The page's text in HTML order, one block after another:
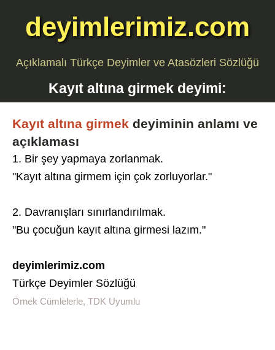
deyimlerimiz.com
Açıklamalı Türkçe Deyimler ve Atasözleri Sözlüğü
Kayıt altına girmek deyimi:
Kayıt altına girmek deyiminin anlamı ve
açıklaması
1. Bir şey yapmaya zorlanmak.
"Kayıt altına girmem için çok zorluyorlar."
2. Davranışları sınırlandırılmak.
"Bu çocuğun kayıt altına girmesi lazım."
deyimlerimiz.com
Türkçe Deyimler Sözlüğü
Örnek Cümlelerle, TDK Uyumlu